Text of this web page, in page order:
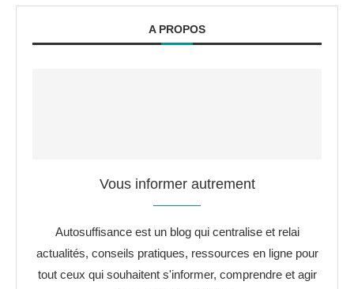
A PROPOS
Vous informer autrement
Autosuffisance est un blog qui centralise et relai
actualités, conseils pratiques, ressources en ligne pour
tout ceux qui souhaitent s'informer, comprendre et agir